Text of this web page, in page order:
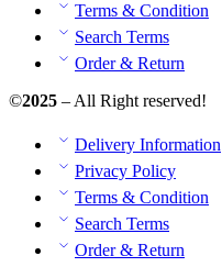
Terms & Condition
Search Terms
Order & Return
©2025 – All Right reserved!
Delivery Information
Privacy Policy
Terms & Condition
Search Terms
Order & Return